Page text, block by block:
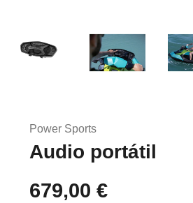
Power Sports
Audio portátil
679,00 €
comienzo
galería